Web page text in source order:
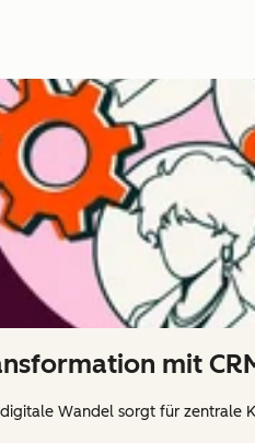
mit
Wandel sorgt für zentrale